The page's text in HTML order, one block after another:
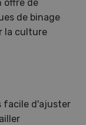
offre de
de binage
la culture
facile d'ajuster